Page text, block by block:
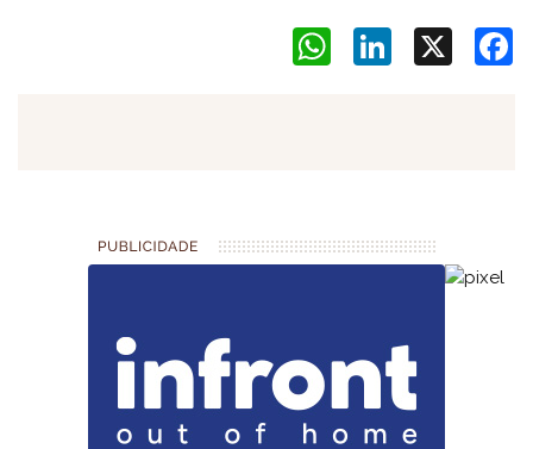
LinkedIn
WhatsApp